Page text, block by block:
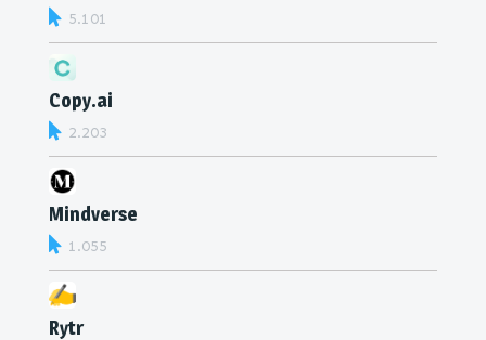
5.101
Copy.ai
2.203
Mindverse
1.055
Rytr